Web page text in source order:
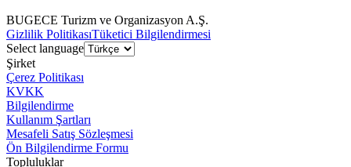
BUGECE Turizm ve Organizasyon A.Ş.
Gizlilik PolitikasıTüketici Bilgilendirmesi
Select language
Şirket
Çerez Politikası
KVKK
Bilgilendirme
Kullanım Şartları
Mesafeli Satış Sözleşmesi
Ön Bilgilendirme Formu
Topluluklar